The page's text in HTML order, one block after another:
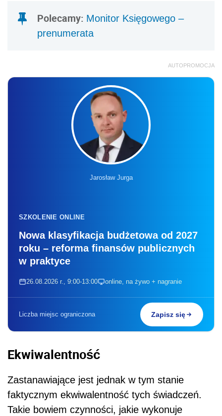
Polecamy: Monitor Księgowego –
prenumerata
AUTOPROMOCJA
Jarosław Jurga
SZKOLENIE ONLINE
Nowa klasyfikacja budżetowa od 2027
roku – reforma finansów publicznych
w praktyce
26.08.2026 r., 9:00-13:00 online, na żywo + nagranie
Liczba miejsc ograniczona Zapisz się
Ekwiwalentność
Zastanawiające jest jednak w tym stanie
faktycznym ekwiwalentność tych świadczeń.
Takie bowiem czynności, jakie wykonuje